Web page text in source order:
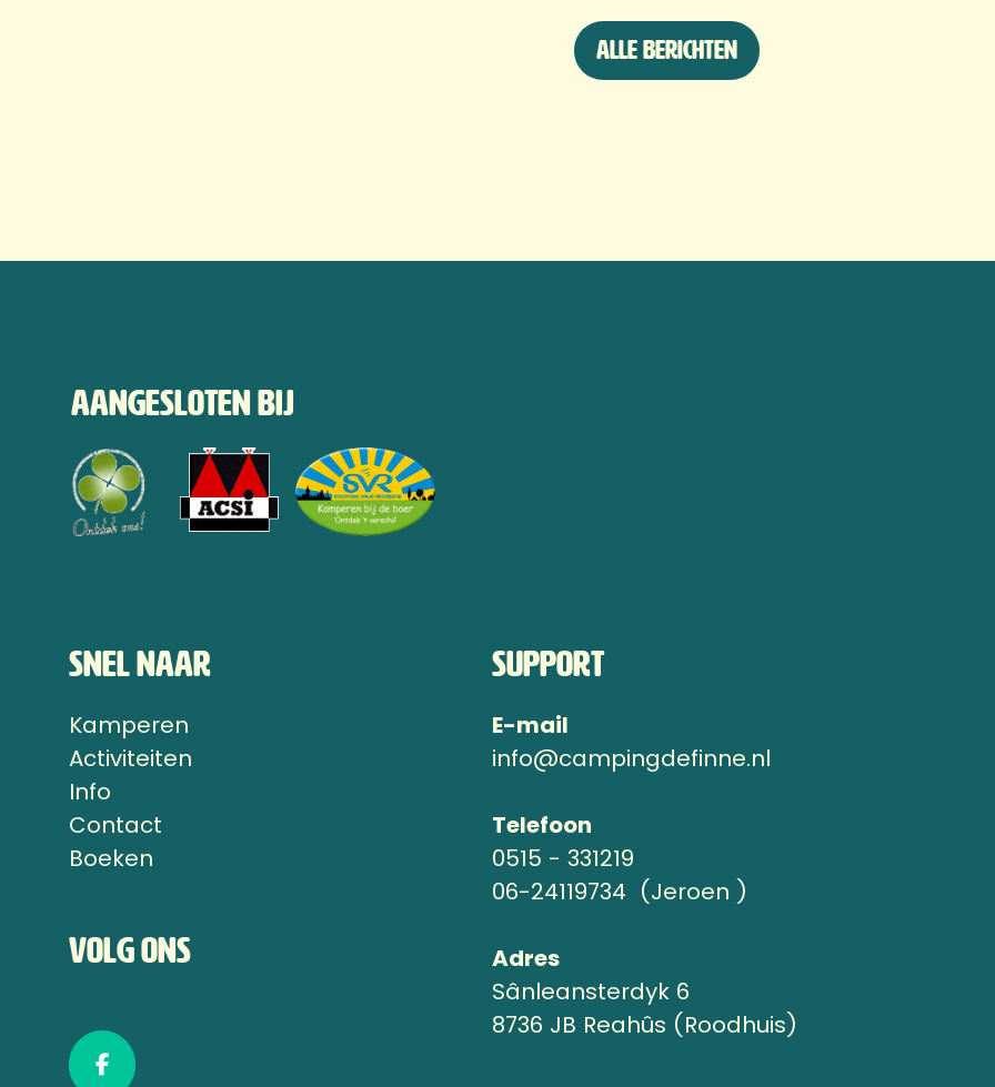
Alle berichten
Aangesloten bij
Snel naar
Kamperen
Activiteiten
Info
Contact
Boeken
Volg ons
Support
E-mail
info@campingdefinne.nl
Telefoon
0515 - 331219
06-24119734 (Jeroen )
Adres
Sânleansterdyk 6
8736 JB Reahûs (Roodhuis)